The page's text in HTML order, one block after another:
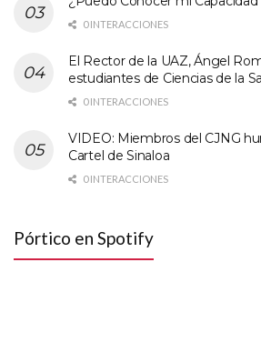
0 INTERACCIONES
El Rector de la UAZ, Ángel
estudiantes de Ciencias de la
0 INTERACCIONES
VIDEO: Miembros del CJNG
Cartel de Sinaloa
0 INTERACCIONES
Pórtico en Spotify